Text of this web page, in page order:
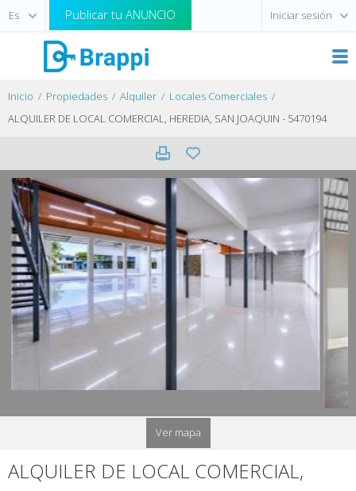
Publicar tu ANUNCIO Iniciar sesión
Inicio Propiedades Alquiler
Locales Comerciales
ALQUILER DE LOCAL COMERCIAL, HEREDIA, SAN JOAQUIN - 5470194
Ver mapa
ALQUILER DE LOCAL COMERCIAL,